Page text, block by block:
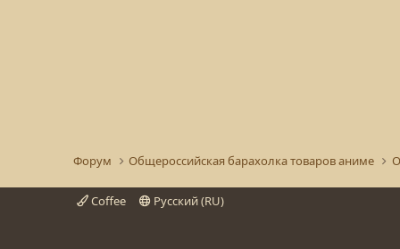
Форум Общероссийская барахолка товаров аниме
Coffee Русский (RU)